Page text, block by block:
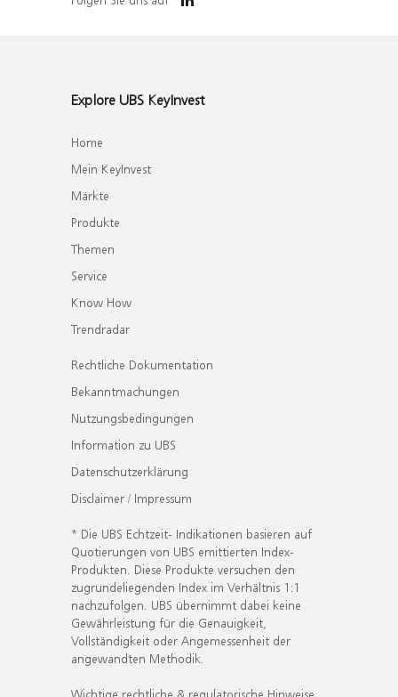
Explore UBS KeyInvest
Home
Mein KeyInvest
Märkte
Produkte
Themen
Service
Know How
Trendradar
Rechtliche Dokumentation
Bekanntmachungen
Nutzungsbedingungen
Information zu UBS
Datenschutzerklärung
Disclaimer / Impressum
* Die UBS Echtzeit- Indikationen basieren auf
Quotierungen von UBS emittierten Index-
Produkten. Diese Produkte versuchen den
zugrundeliegenden Index im Verhältnis 1:1
nachzufolgen. UBS übernimmt dabei keine
Gewährleistung für die Genauigkeit,
Vollständigkeit oder Angemessenheit der
angewandten Methodik.